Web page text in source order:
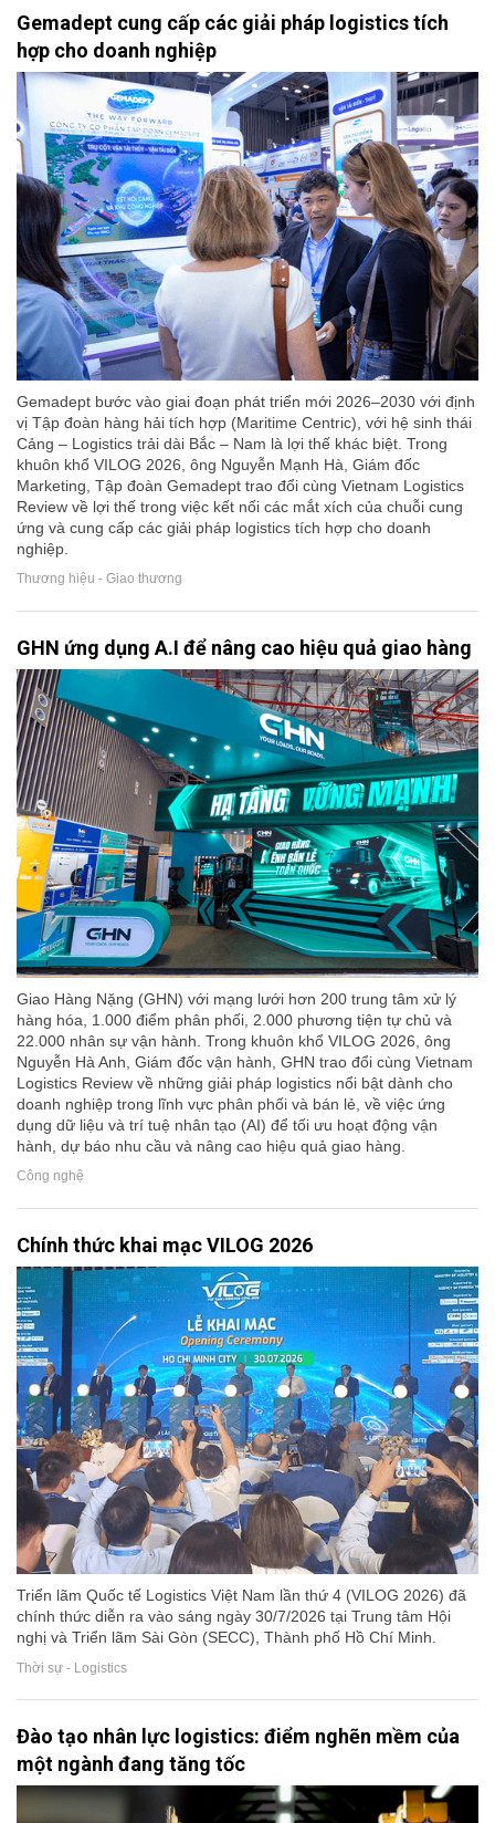
Gemadept cung cấp các giải pháp logistics tích
hợp cho doanh nghiệp
Gemadept bước vào giai đoạn phát triển mới 2026–2030 với định
vị Tập đoàn hàng hải tích hợp (Maritime Centric), với hệ sinh thái
Cảng – Logistics trải dài Bắc – Nam là lợi thế khác biệt. Trong
khuôn khổ VILOG 2026, ông Nguyễn Mạnh Hà, Giám đốc
Marketing, Tập đoàn Gemadept trao đổi cùng Vietnam Logistics
Review về lợi thế trong việc kết nối các mắt xích của chuỗi cung
ứng và cung cấp các giải pháp logistics tích hợp cho doanh
nghiệp.
Thương hiệu - Giao thương
GHN ứng dụng A.I để nâng cao hiệu quả giao hàng
Giao Hàng Nặng (GHN) với mạng lưới hơn 200 trung tâm xử lý
hàng hóa, 1.000 điểm phân phối, 2.000 phương tiện tự chủ và
22.000 nhân sự vận hành. Trong khuôn khổ VILOG 2026, ông
Nguyễn Hà Anh, Giám đốc vận hành, GHN trao đổi cùng Vietnam
Logistics Review về những giải pháp logistics nổi bật dành cho
doanh nghiệp trong lĩnh vực phân phối và bán lẻ, về việc ứng
dụng dữ liệu và trí tuệ nhân tạo (AI) để tối ưu hoạt động vận
hành, dự báo nhu cầu và nâng cao hiệu quả giao hàng.
Công nghệ
Chính thức khai mạc VILOG 2026
Triển lãm Quốc tế Logistics Việt Nam lần thứ 4 (VILOG 2026) đã
chính thức diễn ra vào sáng ngày 30/7/2026 tại Trung tâm Hội
nghị và Triển lãm Sài Gòn (SECC), Thành phố Hồ Chí Minh.
Thời sự - Logistics
Đào tạo nhân lực logistics: điểm nghẽn mềm của
một ngành đang tăng tốc